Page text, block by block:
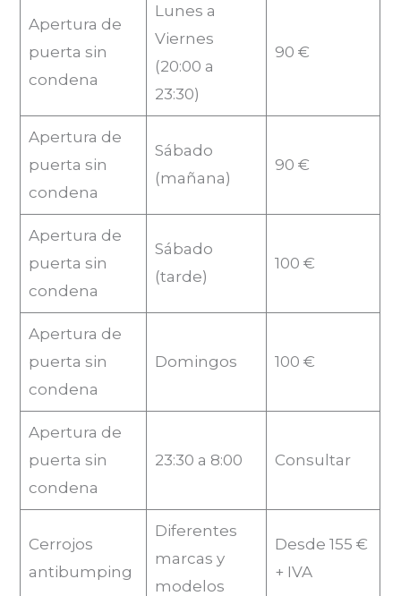
Apertura de
puerta sin
condena
Lunes a
Viernes
(20:00 a
23:30)
90 €
Apertura de
puerta sin
condena
Sábado
(mañana)
90 €
Apertura de
puerta sin
condena
Sábado
(tarde)
100 €
Apertura de
puerta sin
condena
Domingos 100 €
Apertura de
puerta sin
condena
23:30 a 8:00 Consultar
Cerrojos
antibumping
Diferentes
marcas y
modelos
Desde 155 €
+ IVA